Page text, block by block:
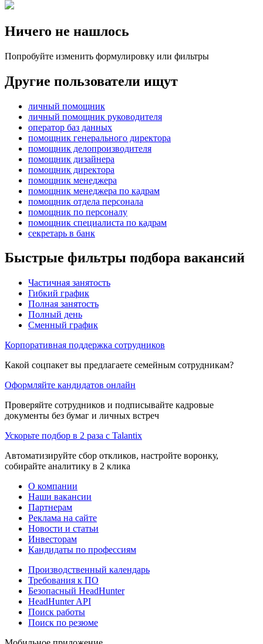
Ничего не нашлось
Попробуйте изменить формулировку или фильтры
Другие пользователи ищут
личный помощник
личный помощник руководителя
оператор баз данных
помощник генерального директора
помощник делопроизводителя
помощник дизайнера
помощник директора
помощник менеджера
помощник менеджера по кадрам
помощник отдела персонала
помощник по персоналу
помощник специалиста по кадрам
секретарь в банк
Быстрые фильтры подбора вакансий
Частичная занятость
Гибкий график
Полная занятость
Полный день
Сменный график
Корпоративная поддержка сотрудников
Какой соцпакет вы предлагаете семейным сотрудникам?
Оформляйте кандидатов онлайн
Проверяйте сотрудников и подписывайте кадровые
документы без бумаг и личных встреч
Ускорьте подбор в 2 раза с Talantix
Автоматизируйте сбор откликов, настройте воронку,
собирайте аналитику в 2 клика
О компании
Наши вакансии
Партнерам
Реклама на сайте
Новости и статьи
Инвесторам
Кандидаты по профессиям
Производственный календарь
Требования к ПО
Безопасный HeadHunter
HeadHunter API
Поиск работы
Поиск по резюме